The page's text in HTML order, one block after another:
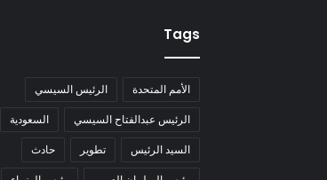
Tags
الأمم المتحدة الرئيس السيسي
الرئيس عبدالفتاح السيسي السعودية
السيد الرئيس تطوير حادث